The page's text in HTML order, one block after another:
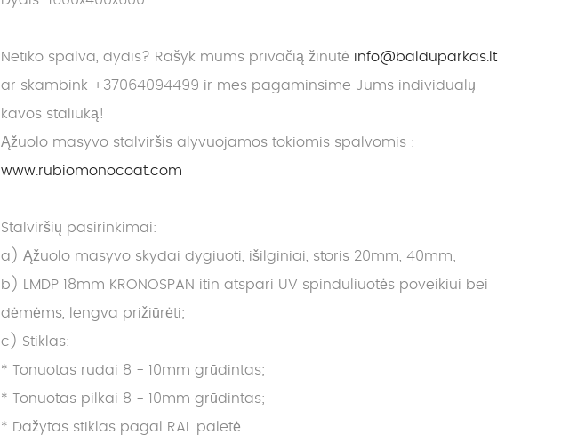
Netiko spalva, dydis? Rašyk mums privačią žinutė info@balduparkas.lt
ar skambink +37064094499 ir mes pagaminsime Jums individualų
kavos staliuką!
Ąžuolo masyvo stalviršis alyvuojamos tokiomis spalvomis :
www.rubiomonocoat.com
Stalviršių pasirinkimai:
a) Ąžuolo masyvo skydai dygiuoti, išilginiai, storis 20mm, 40mm;
b) LMDP 18mm KRONOSPAN itin atspari UV spinduliuotės poveikiui bei
dėmėms, lengva prižiūrėti;
c) Stiklas:
* Tonuotas rudai 8 - 10mm grūdintas;
* Tonuotas pilkai 8 - 10mm grūdintas;
* Dažytas stiklas pagal RAL paletė.